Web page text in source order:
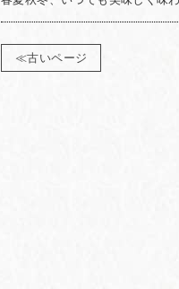
≪古いページ